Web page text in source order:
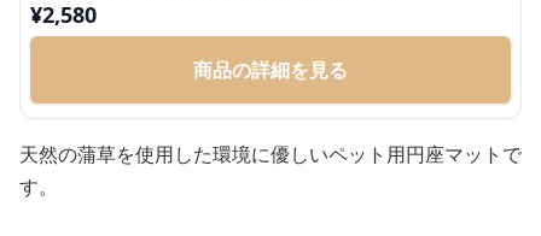
¥2,580
商品の詳細を見る
天然の蒲草を使用した環境に優しいペット用円座マットで
す。